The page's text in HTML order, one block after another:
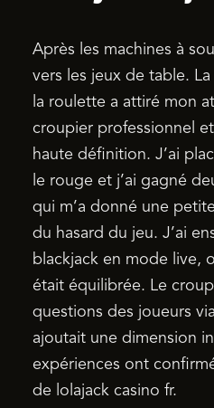
Après les machines à
vers les jeux de table.
la roulette a attiré mon
croupier professionnel
haute définition. J’ai
le rouge et j’ai gagné
qui m’a donné une
du hasard du jeu. J’ai
blackjack en mode live,
était équilibrée. Le
questions des joueurs
ajoutait une dimension
expériences ont
de lolajack casino fr.